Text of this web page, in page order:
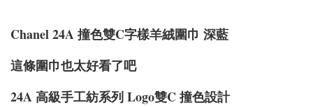
Chanel 24A 撞色雙C字樣羊絨圍巾 深藍
這條圍巾也太好看了吧
24A 高級手工紡系列 Logo雙C 撞色設計